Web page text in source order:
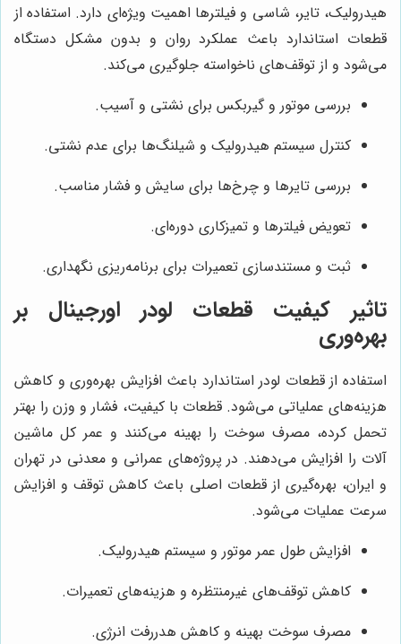
هیدرولیک، تایر، شاسی و فیلترها اهمیت ویژه‌ای دارد. استفاده از
قطعات استاندارد باعث عملکرد روان و بدون مشکل دستگاه
می‌شود و از توقف‌های ناخواسته جلوگیری می‌کند.
بررسی موتور و گیربکس برای نشتی و آسیب.
کنترل سیستم هیدرولیک و شیلنگ‌ها برای عدم نشتی.
بررسی تایرها و چرخ‌ها برای سایش و فشار مناسب.
تعویض فیلترها و تمیزکاری دوره‌ای.
ثبت و مستندسازی تعمیرات برای برنامه‌ریزی نگهداری.
تاثیر کیفیت قطعات لودر اورجینال بر
بهره‌وری
استفاده از قطعات لودر استاندارد باعث افزایش بهره‌وری و کاهش
هزینه‌های عملیاتی می‌شود. قطعات با کیفیت، فشار و وزن را بهتر
تحمل کرده، مصرف سوخت را بهینه می‌کنند و عمر کل ماشین
آلات را افزایش می‌دهند. در پروژه‌های عمرانی و معدنی در تهران
و ایران، بهره‌گیری از قطعات اصلی باعث کاهش توقف و افزایش
سرعت عملیات می‌شود.
افزایش طول عمر موتور و سیستم هیدرولیک.
کاهش توقف‌های غیرمنتظره و هزینه‌های تعمیرات.
مصرف سوخت بهینه و کاهش هدررفت انرژی.